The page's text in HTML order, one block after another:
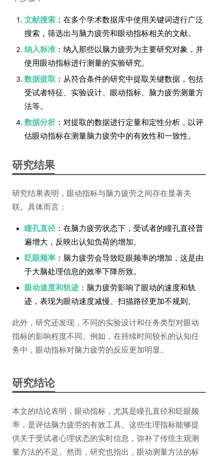
文献搜索 ：在多个学术数据库中使用关键词进行广泛
搜索，筛选出与脑力疲劳和眼动指标相关的文献。
纳入标准 ：纳入那些以脑力疲劳为主要研究对象，并
使用眼动指标进行测量的实验研究。
数据提取 ：从符合条件的研究中提取关键数据，包括
受试者特征、实验设计、眼动指标、脑力疲劳测量方
法等。
数据分析 ：对提取的数据进行定量和定性分析，以评
估眼动指标在测量脑力疲劳中的有效性和一致性。
研究结果
研究结果表明，眼动指标与脑力疲劳之间存在显著关
联。具体而言：
瞳孔直径：在脑力疲劳状态下，受试者的瞳孔直径普
遍增大，反映出认知负荷的增加。
眨眼频率 ：脑力疲劳会导致眨眼频率的增加，这是由
于大脑处理信息的效率下降所致。
眼动速度和轨迹 ：脑力疲劳影响了眼动的速度和轨
迹，表现为眼动速度减慢、扫描路径更加不规则。
此外，研究还发现，不同的实验设计和任务类型对眼动
指标的影响程度不同。例如，在持续时间较长的认知任
务中，眼动指标对脑力疲劳的反应更加明显。
研究结论
本文的结论表明，眼动指标，尤其是瞳孔直径和眨眼频
率，是评估脑力疲劳的有效工具。这些生理指标能够提
供关于受试者心理状态的实时信息，弥补了传统主观测
量方法的不足。然而，研究也指出，眼动测量方法的标